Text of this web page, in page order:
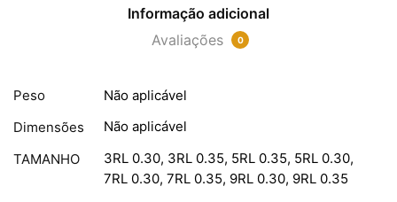
Informação adicional
Avaliações
0
Peso
Não aplicável
Dimensões
Não aplicável
TAMANHO
3RL 0.30, 3RL 0.35, 5RL 0.35, 5RL 0.30,
7RL 0.30, 7RL 0.35, 9RL 0.30, 9RL 0.35